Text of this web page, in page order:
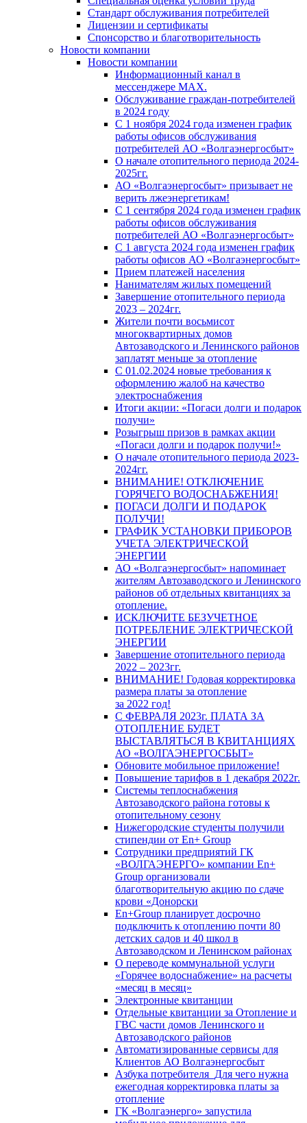
Стандарт обслуживания потребителей
Лицензии и сертификаты
Спонсорство и благотворительность
Новости компании
Новости компании
Информационный канал в
мессенджере MAX.
Обслуживание граждан-потребителей
в 2024 году
С 1 ноября 2024 года изменен график
работы офисов обслуживания
потребителей АО «Волгаэнергосбыт»
О начале отопительного периода 2024-
2025гг.
АО «Волгаэнергосбыт» призывает не
верить лжеэнергетикам!
С 1 сентября 2024 года изменен график
работы офисов обслуживания
потребителей АО «Волгаэнергосбыт»
С 1 августа 2024 года изменен график
работы офисов АО «Волгаэнергосбыт»
Прием платежей населения
Нанимателям жилых помещений
Завершение отопительного периода
2023 – 2024гг.
Жители почти восьмисот
многоквартирных домов
Автозаводского и Ленинского районов
заплатят меньше за отопление
С 01.02.2024 новые требования к
оформлению жалоб на качество
электроснабжения
Итоги акции: «Погаси долги и подарок
получи»
Розыгрыш призов в рамках акции
«Погаси долги и подарок получи!»
О начале отопительного периода 2023-
2024гг.
ВНИМАНИЕ! ОТКЛЮЧЕНИЕ
ГОРЯЧЕГО ВОДОСНАБЖЕНИЯ!
ПОГАСИ ДОЛГИ И ПОДАРОК
ПОЛУЧИ!
ГРАФИК УСТАНОВКИ ПРИБОРОВ
УЧЕТА ЭЛЕКТРИЧЕСКОЙ
ЭНЕРГИИ
АО «Волгаэнергосбыт» напоминает
жителям Автозаводского и Ленинского
районов об отдельных квитанциях за
отопление.
ИСКЛЮЧИТЕ БЕЗУЧЕТНОЕ
ПОТРЕБЛЕНИЕ ЭЛЕКТРИЧЕСКОЙ
ЭНЕРГИИ
Завершение отопительного периода
2022 – 2023гг.
ВНИМАНИЕ! Годовая корректировка
размера платы за отопление
за 2022 год!
С ФЕВРАЛЯ 2023г. ПЛАТА ЗА
ОТОПЛЕНИЕ БУДЕТ
ВЫСТАВЛЯТЬСЯ В КВИТАНЦИЯХ
АО «ВОЛГАЭНЕРГОСБЫТ»
Обновите мобильное приложение!
Повышение тарифов в 1 декабря 2022г.
Системы теплоснабжения
Автозаводского района готовы к
отопительному сезону
Нижегородские студенты получили
стипендии от En+ Group
Сотрудники предприятий ГК
«ВОЛГАЭНЕРГО» компании En+
Group организовали
благотворительную акцию по сдаче
крови «Донорски
En+Group планирует досрочно
подключить к отоплению почти 80
детских садов и 40 школ в
Автозаводском и Ленинском районах
О переводе коммунальной услуги
«Горячее водоснабжение» на расчеты
«месяц в месяц»
Электронные квитанции
Отдельные квитанции за Отопление и
ГВС части домов Ленинского и
Автозаводского районов
Автоматизированные сервисы для
Клиентов АО Волгаэнергосбыт
Азбука потребителя_Для чего нужна
ежегодная корректировка платы за
отопление
ГК «Волгаэнерго» запустила